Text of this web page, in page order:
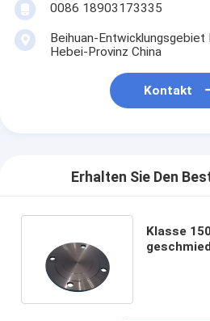
0086 18903173335
Beihuan-
Hebei-Provinz China
Kontakt
Erhalten Sie Den
Klasse